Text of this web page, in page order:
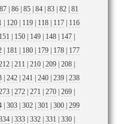
81
|
82
|
83
|
84
|
85
|
86
|
87
116
117
118
119
120
147
148
149
150
151
177
178
179
180
181
208
|
209
|
210
|
211
|
238
|
239
|
240
|
241
|
242
|
269
|
270
|
271
|
272
|
299
|
300
|
301
|
302
|
303
|
330
|
331
|
332
|
333
|